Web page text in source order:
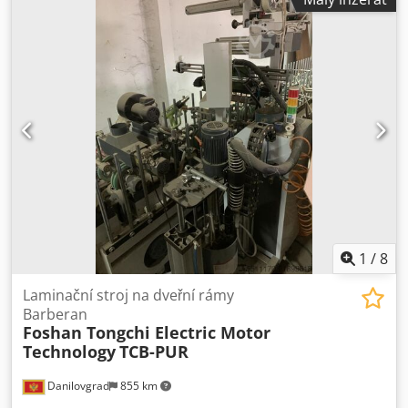
Vnitřní průměr jádra – 76 mm Řezná rychlost plynule
nastavitelná – 6–100 m/min Průměr horní frézy – 130 mm
Dwodpfxjufgr He Aqpoa Průměr protinože – 105 mm
Připojený příkon – cca 5 kW Přívod stlačeného vzduchu – 6
bar Délka stroje – 2100 mm Šířka stroje – 2800 mm
Hmotnost – 2200 kg Obslužná strana ve směru práce –
vlevo Zařízení je v perfektním pracovním stavu. Technické
informace naleznete v přiloženém PDF dokumentu.
1 /8
Danilovgrad 855 km
Laminační stroj na dveřní rámy
Barberan
Foshan Tongchi Electric Motor
TechnologyTCB-PUR